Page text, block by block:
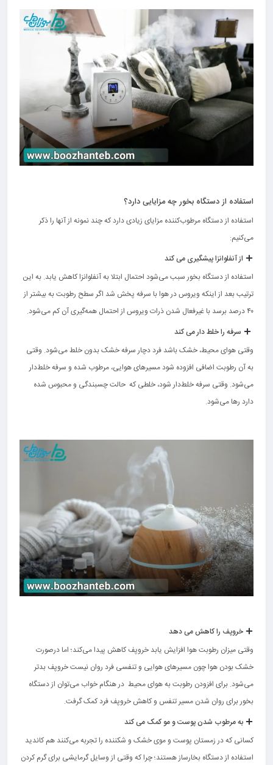
استفاده از دستگاه بخور چه مزایایی دارد؟
استفاده از دستگاه مرطوب‌کننده مزایای زیادی دارد که چند نمونه از آنها را ذکر
می‌کنیم:
از آنفلوانزا پیشگیری می کند
استفاده از دستگاه بخور سبب می‌شود احتمال ابتلا به آنفلوانزا کاهش یابد. به این
ترتیب بعد از اینکه ویروس در هوا با سرفه پخش شد اگر سطح رطوبت به بیشتر از
۴۰ درصد برسد با غیرفعال شدن ذرات ویروس از احتمال همه‌گیری آن کم می‌شود.
سرفه را خلط دار می کند
وقتی هوای محیط، خشک باشد فرد دچار سرفه خشک بدون خلط می‌‌شود. وقتی
به آن رطوبت اضافی افزوده شود مسیرهای هوایی، مرطوب شده و سرفه خلط‌دار
می‌شود. وقتی سرفه خلط‌دار شود، خلطی که حالت چسبندگی و محبوس شده
دارد رها می‌شود.
خروپف را کاهش می دهد
وقتی میزان رطوبت هوا افزایش یابد خروپف کاهش پیدا می‌کند؛ اما درصورت
خشک بودن هوا چون مسیرهای هوایی و تنفسی فرد روان نیست خروپف بدتر
می‌شود. برای افزودن رطوبت به هوای محیط در هنگام خواب می‌توان از دستگاه
بخور برای روان شدن مسیر تنفس و کاهش خروپف فرد کمک گرفت.
به مرطوب شدن پوست و مو کمک می کند
کسانی که در زمستان پوست و موی‌ خشک و شکننده را تجربه می‌کنند هم کاندید
استفاده از دستگاه بخارساز هستند؛ چرا که وقتی از وسایل گرمایشی برای گرم کردن